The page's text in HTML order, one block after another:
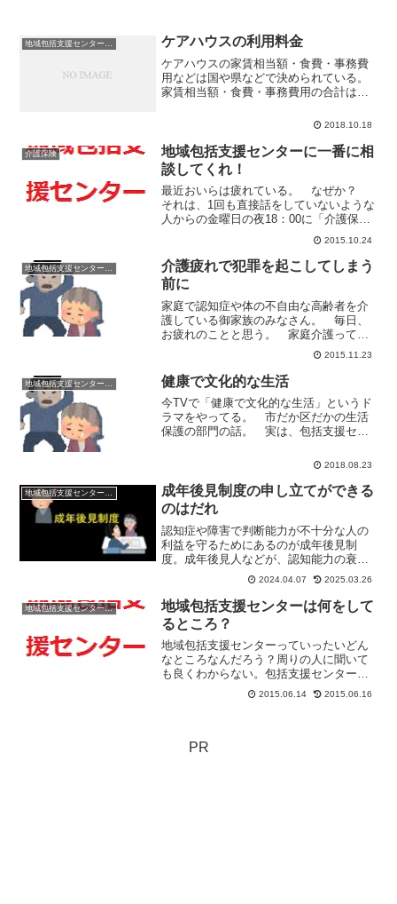
地域包括支援センターの日常 ケアハウスの利用料金
ケアハウスの家賃相当額・食費・事務費
用などは国や県などで決められている。
家賃相当額・食費・事務費用の合計は利
8万5千円程度。前年度年収2,900,001円以
2018.10.18
介護保険
地域包括支援センターに一番に相
談してくれ！
最近おいらは疲れている。 なぜか？
それは、1回も直接話をしていないような
人からの金曜日の夜18：00に「介護保険
の申請はした。月曜日は認定調査があっ
て、その日の夕食後には退院。家にポー
タブルトイレがほしいの！」 とか看護
婦さんや病院の相談...
2015.10.24
地域包括支援センターの日常
介護疲れで犯罪を起こしてしまう
前に
家庭で認知症や体の不自由な高齢者を介
護している御家族のみなさん。 毎日、
お疲れのことと思う。 家庭介護って、
本やドラマで見るほど簡単じゃないから
ね。 「認知症の家族がいて、わかって
いるけどつい大声でしかってしまう」
「家庭介護していて、つい...
2015.11.23
健康で文化的な生活
今TVで「健康で文化的な生活」というド
ラマをやってる。 市だか区だかの生活
保護の部門の話。 実は、包括支援セン
署とは付き合いがある。 何しろ「お金
も受け付けてるからね。...
2018.08.23
地域包括支援センターの日常
成年後見制度の申し立てができる
のはだれ
認知症や障害で判断能力が不十分な人の
利益を守るためにあるのが成年後見制
度。成年後見人などが、認知能力の衰え
た本人の代わりに、財産管理や契約の手
伝いをしてくれたりする。では、成年後
見制度を使うための申し立てはだれがす
る？
2024.04.07 2025.03.26
地域包括支援センターの日常
地域包括支援センターは何をして
るところ？
地域包括支援センターっていったいどん
なところなんだろう？周りの人に聞いて
も良くわからない。包括支援センターの
役割とかいう本を見ても良くわからな
い。いったい何をするところなんだろ
2015.06.14 2015.06.16
PR